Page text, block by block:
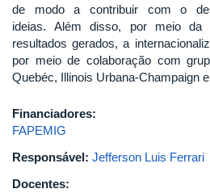
de modo a contribuir com o
ideias. Além disso, por meio da
resultados gerados, a
por meio de colaboração com
Quebéc, Illinois Urbana-Champaign
Financiadores:
FAPEMIG
Responsável: Jefferson Luis Ferrari
Docentes: